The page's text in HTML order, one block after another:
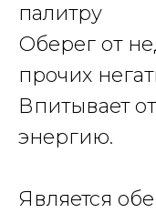
палитру
Оберег от
прочих
Впитывает
энергию.
Является